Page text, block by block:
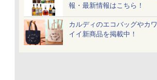
報・最新情報はこちら！
カルディのエコバッグやカワ
イイ新商品を掲載中！